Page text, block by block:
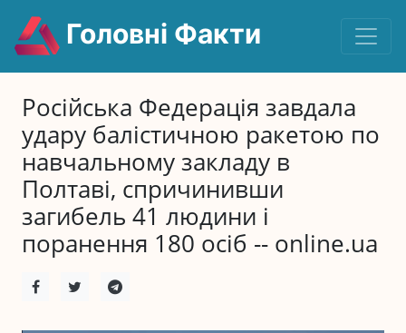
Головні Факти
Російська Федерація завдала
удару балістичною ракетою по
навчальному закладу в
Полтаві, спричинивши
загибель 41 людини і
поранення 180 осіб -- online.ua